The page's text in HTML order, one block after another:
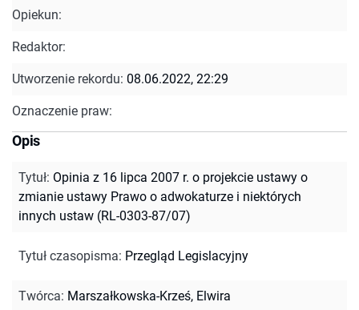
Opiekun:
Redaktor:
Utworzenie rekordu: 08.06.2022, 22:29
Oznaczenie praw:
Opis
Tytuł: Opinia z 16 lipca 2007 r. o projekcie ustawy o
zmianie ustawy Prawo o adwokaturze i niektórych
innych ustaw (RL-0303-87/07)
Tytuł czasopisma: Przegląd Legislacyjny
Twórca: Marszałkowska-Krześ, Elwira